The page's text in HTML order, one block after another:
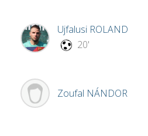
Ujfalusi ROLAND
20'
Zoufal NÁNDOR